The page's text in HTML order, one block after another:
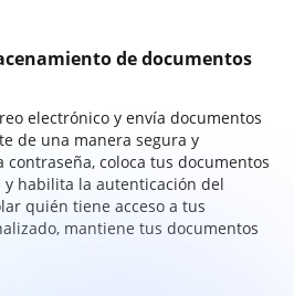
de documentos
electrónico y envía documentos
de una manera segura y
contraseña, coloca tus documentos
habilita la autenticación del
quién tiene acceso a tus
mantiene tus documentos